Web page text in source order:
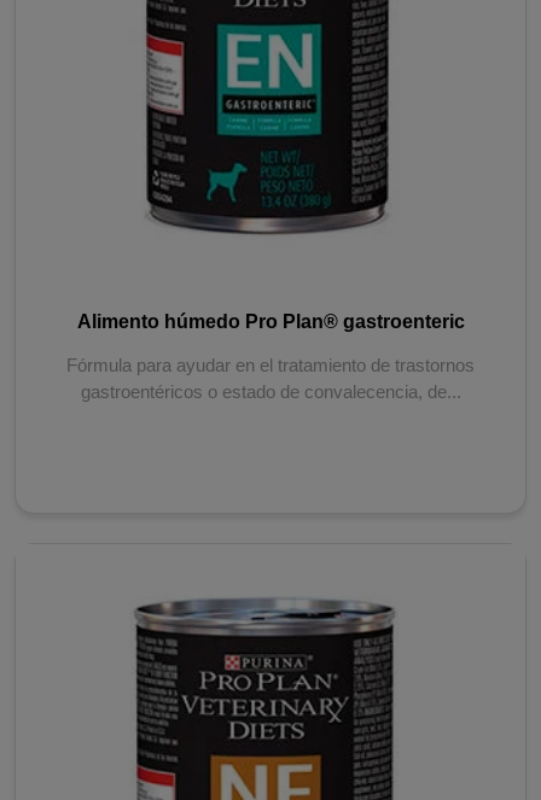
Alimento húmedo Pro Plan® gastroenteric
Fórmula para ayudar en el tratamiento de trastornos
gastroentéricos o estado de convalecencia, de...